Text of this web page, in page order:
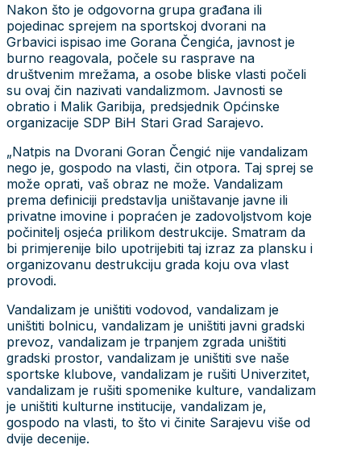
Nakon što je odgovorna grupa građana ili
pojedinac sprejem na sportskoj dvorani na
Grbavici ispisao ime Gorana Čengića, javnost je
burno reagovala, počele su rasprave na
društvenim mrežama, a osobe bliske vlasti počeli
su ovaj čin nazivati vandalizmom. Javnosti se
obratio i Malik Garibija, predsjednik Općinske
organizacije SDP BiH Stari Grad Sarajevo.
„Natpis na Dvorani Goran Čengić nije vandalizam
nego je, gospodo na vlasti, čin otpora. Taj sprej se
može oprati, vaš obraz ne može. Vandalizam
prema definiciji predstavlja uništavanje javne ili
privatne imovine i popraćen je zadovoljstvom koje
počinitelj osjeća prilikom destrukcije. Smatram da
bi primjerenije bilo upotrijebiti taj izraz za plansku i
organizovanu destrukciju grada koju ova vlast
provodi.
Vandalizam je uništiti vodovod, vandalizam je
uništiti bolnicu, vandalizam je uništiti javni gradski
prevoz, vandalizam je trpanjem zgrada uništiti
gradski prostor, vandalizam je uništiti sve naše
sportske klubove, vandalizam je rušiti Univerzitet,
vandalizam je rušiti spomenike kulture, vandalizam
je uništiti kulturne institucije, vandalizam je,
gospodo na vlasti, to što vi činite Sarajevu više od
dvije decenije.